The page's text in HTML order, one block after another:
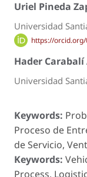
Uriel Pineda
Universidad
https://
Hader
Universidad
Keywords:
Proceso de
de Servicio,
Keywords:
Process,